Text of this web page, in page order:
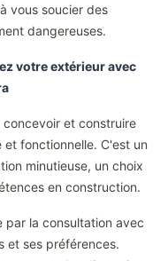
vous soucier des
dangereuses.
votre extérieur avec
et construire
et fonctionnelle. C'est un
minutieuse, un choix
en construction.
par la consultation avec
et ses préférences.